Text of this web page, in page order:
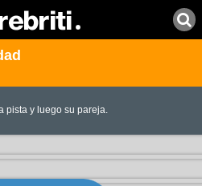
pista y luego su pareja.